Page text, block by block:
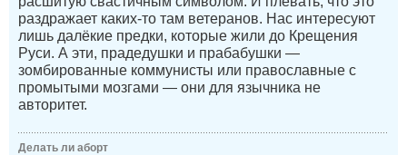
раздражает каких-то там ветеранов. Нас интересуют
лишь далёкие предки, которые жили до Крещения
Руси. А эти, прадедушки и прабабушки —
зомбированные коммунисты или православные с
промытыми мозгами — они для язычника не
авторитет.
Делать ли аборт